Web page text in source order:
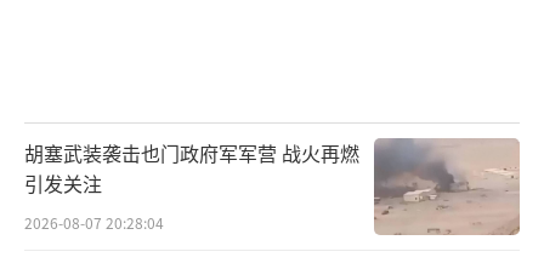
胡塞武装袭击也门政府军军营 战火再燃
引发关注
2026-08-07 20:28:04